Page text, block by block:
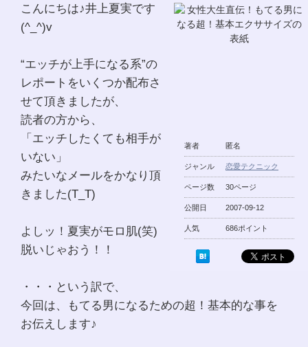
著者 匿名
ジャンル 恋愛テクニック
ページ数 30ページ
公開日 2007-09-12
人気 686ポイント
こんにちは♪井上夏実です
(^_^)v
“エッチが上手になる系”の
レポートをいくつか配布さ
せて頂きましたが、
読者の方から、
「エッチしたくても相手が
いない」
みたいなメールをかなり頂
きました(T_T)
よしッ！夏実がモロ肌(笑)
脱いじゃおう！！
・・・という訳で、
今回は、もてる男になるための超！基本的な事を
お伝えします♪